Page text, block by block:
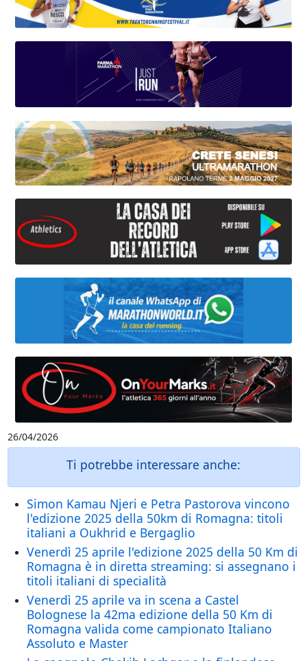
26/04/2026
Ti potrebbe interessare anche:
Simon Kamau Njeri e Petra Pastorova vincono
l'edizione 2025 della 50km di Romagna: titoli
italiani a Oukhrid e Bergaglio
Venerdì 25 aprile l'edizione 2025 della 50 Km di
Romagna è in diretta streaming: si assegnano i
titoli italiani di specialità
Venerdì 25 aprile va in scena a Castel
Bolognese la 42ma edizione della 50 Km di
Romagna valida come campionato Italiano
Assoluto e Master